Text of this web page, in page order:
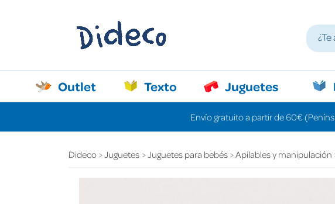
Outlet Texto Juguetes
Envío gratuito a partir de 60€
Dideco Juguetes Juguetes para bebés Apilables y manipulación